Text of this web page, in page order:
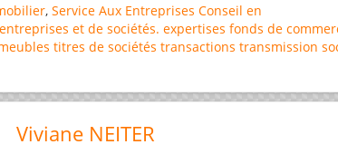
, Service Aux Entreprises Conseil en
et de sociétés. expertises fonds de
titres de sociétés transactions transmission
Viviane NEITER